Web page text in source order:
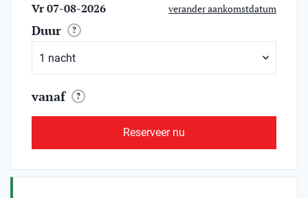
Vr 07-08-2026 verander aankomstdatum
Duur ?
vanaf ?
Reserveer nu